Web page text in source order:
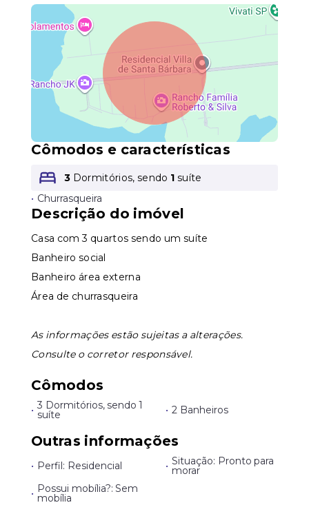
Cômodos e características
3 Dormitórios, sendo 1 suíte
• Churrasqueira
Descrição do imóvel
Casa com 3 quartos sendo um suíte
Banheiro social
Banheiro área externa
Área de churrasqueira
As informações estão sujeitas a alterações.
Consulte o corretor responsável.
Cômodos
• 3 Dormitórios, sendo 1
suíte • 2 Banheiros
Outras informações
• Perfil: Residencial • Situação: Pronto para
morar
• Possui mobília?: Sem
mobília